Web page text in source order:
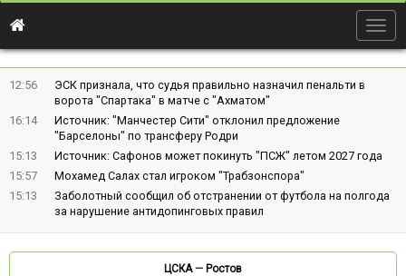
12:56
ЭСК признала, что судья правильно назначил пенальти в
ворота "Спартака" в матче с "Ахматом"
16:14
Источник: "Манчестер Сити" отклонил предложение
"Барселоны" по трансферу Родри
15:13
Источник: Сафонов может покинуть "ПСЖ" летом 2027 года
15:57
Мохамед Салах стал игроком "Трабзонспора"
15:13
Заболотный сообщил об отстранении от футбола на полгода
за нарушение антидопинговых правил
ЦСКА— Ростов